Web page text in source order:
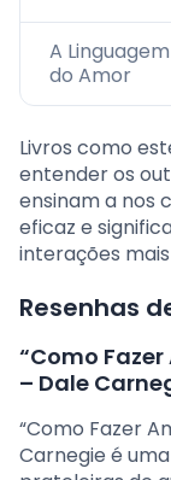
A Linguagem
do Amor
Livros como
entender os
ensinam a nos
eficaz e
interações
Resenhas
“Como
– Dale
“Como Fazer
Carnegie é